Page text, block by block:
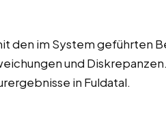
den im System geführten
und Diskrepanzen.
in Fuldatal.